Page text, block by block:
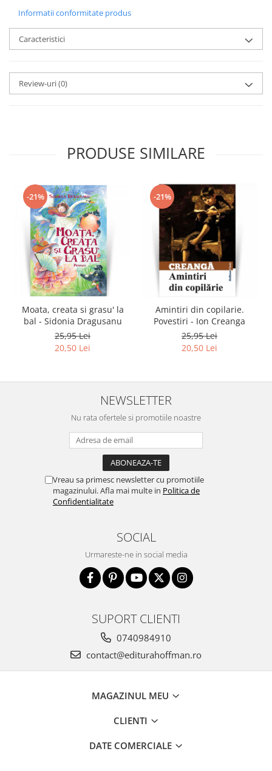
Informatii conformitate produs
Caracteristici
Review-uri(0)
PRODUSE SIMILARE
-21%
Moata, creata si grasu' la
bal - Sidonia Dragusanu
25,95 Lei
20,50 Lei
-21%
Amintiri din copilarie.
Povestiri - Ion Creanga
25,95 Lei
20,50 Lei
NEWSLETTER
Nu rata ofertele si promotiile noastre
Vreau sa primesc newsletter cu promotiile
magazinului. Afla mai multe in Politica de
Confidentialitate
SOCIAL
Urmareste-ne in social media
SUPORT CLIENTI
0740984910
contact@editurahoffman.ro
MAGAZINUL MEU
CLIENTI
DATE COMERCIALE